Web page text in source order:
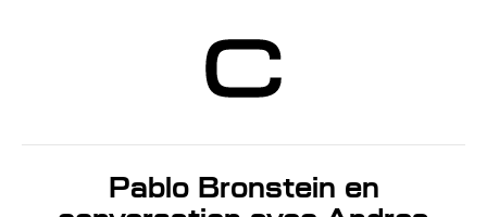
Contemporain
Genève
Pablo Bronstein en